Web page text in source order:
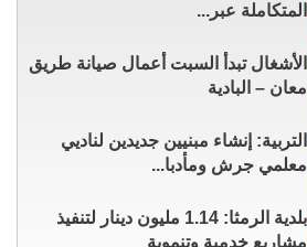
المتكاملة عبر...
الأشغال تبدأ السبت أعمال صيانة طريق
معان – البادية
التربية: إنشاء مبنيين جديدين لناديي
معلمي جرش ومأدبا...
بلدية الرمثا: 1.14 مليون دينار لتنفيذ
مشاريع خدمية وتنموية